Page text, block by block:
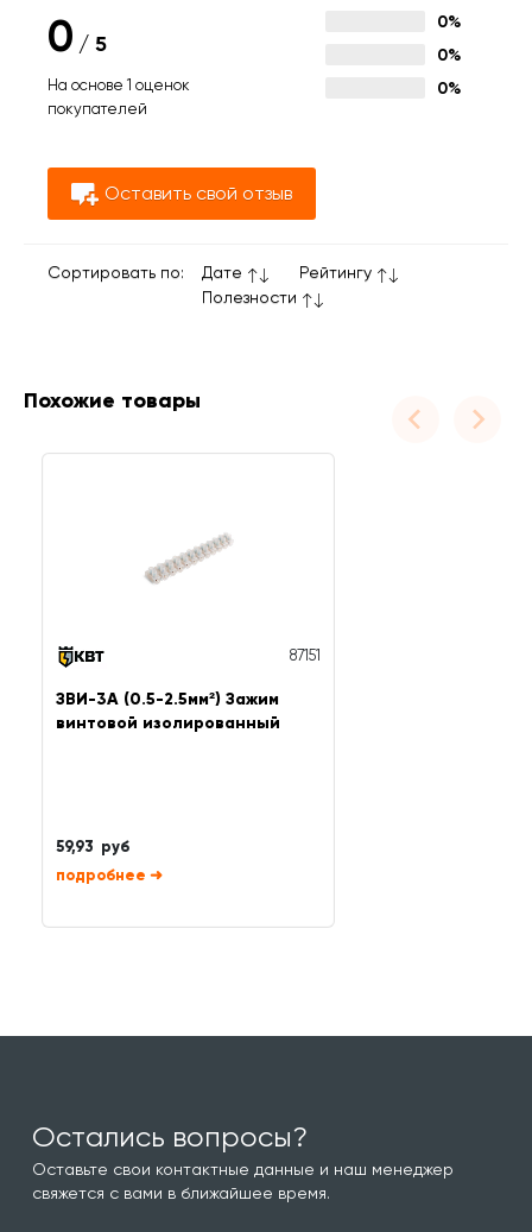
0 / 5
На основе 1 оценок
покупателей
0%
0%
0%
Оставить свой отзыв
Сортировать по: Дате
Рейтингу
Полезности
Похожие товары
87151
ЗВИ-3А (0.5-2.5мм²) Зажим
винтовой изолированный
59,93 руб
➜
Остались вопросы?
Оставьте свои контактные данные и наш менеджер
свяжется с вами в ближайшее время.